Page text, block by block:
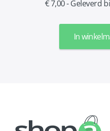
€ 7,00 - Geleverd
In